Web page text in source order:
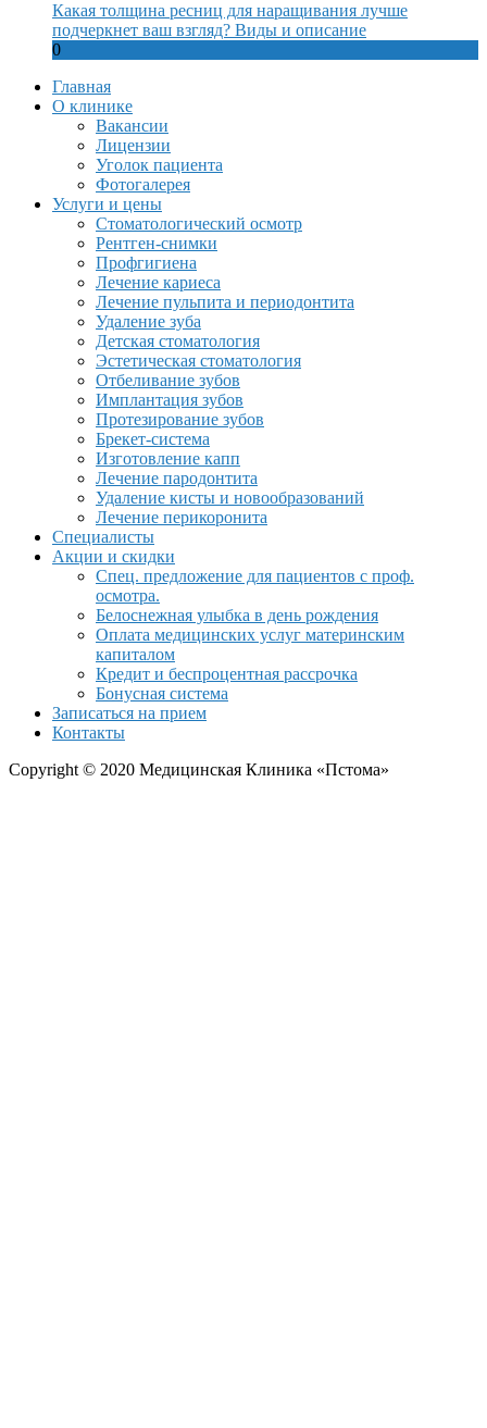
Какая толщина ресниц для наращивания лучше
подчеркнет ваш взгляд? Виды и описание
0
Главная
О клинике
Вакансии
Лицензии
Уголок пациента
Фотогалерея
Услуги и цены
Стоматологический осмотр
Рентген-снимки
Профгигиена
Лечение кариеса
Лечение пульпита и периодонтита
Удаление зуба
Детская стоматология
Эстетическая стоматология
Отбеливание зубов
Имплантация зубов
Протезирование зубов
Брекет-система
Изготовление капп
Лечение пародонтита
Удаление кисты и новообразований
Лечение перикоронита
Специалисты
Акции и скидки
Спец. предложение для пациентов с проф.
осмотра.
Белоснежная улыбка в день рождения
Оплата медицинских услуг материнским
капиталом
Кредит и беспроцентная рассрочка
Бонусная система
Записаться на прием
Контакты
Copyright © 2020 Медицинская Клиника «Пстома»